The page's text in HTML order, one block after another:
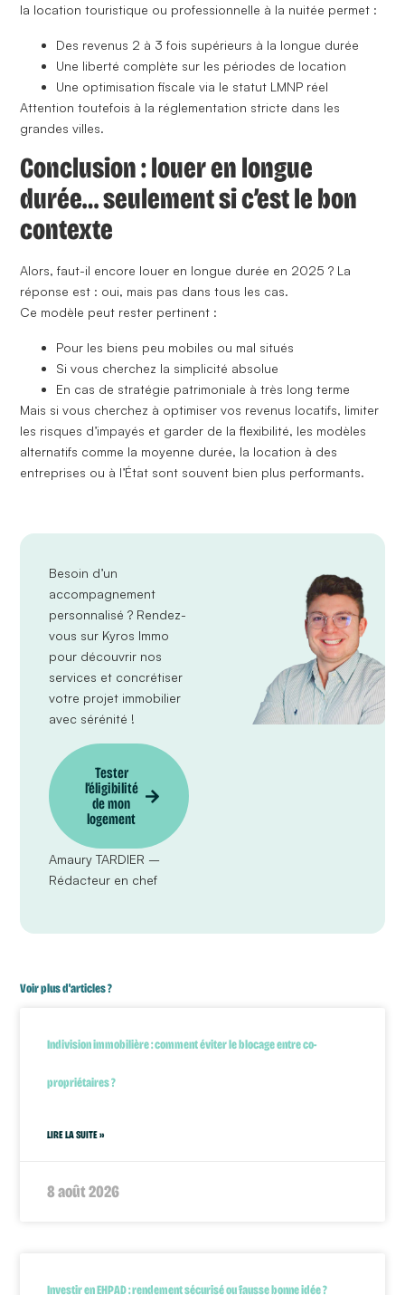
la location touristique ou professionnelle à la nuitée permet :
Des revenus 2 à 3 fois supérieurs à la longue durée
Une liberté complète sur les périodes de location
Une optimisation fiscale via le statut LMNP réel
Attention toutefois à la réglementation stricte dans les
grandes villes.
Conclusion : louer en longue
durée… seulement si c’est le bon
contexte
Alors, faut-il encore louer en longue durée en 2025 ? La
réponse est : oui, mais pas dans tous les cas.
Ce modèle peut rester pertinent :
Pour les biens peu mobiles ou mal situés
Si vous cherchez la simplicité absolue
En cas de stratégie patrimoniale à très long terme
Mais si vous cherchez à optimiser vos revenus locatifs, limiter
les risques d’impayés et garder de la flexibilité, les modèles
alternatifs comme la moyenne durée, la location à des
entreprises ou à l’État sont souvent bien plus performants.
Besoin d’un
accompagnement
personnalisé ? Rendez-
vous sur Kyros Immo
pour découvrir nos
services et concrétiser
votre projet immobilier
avec sérénité !
Tester
l’éligibilité
de mon
logement
Amaury TARDIER –
Rédacteur en chef
Voir plus d'articles ?
Indivision immobilière : comment éviter le blocage entre co-
propriétaires ?
LIRE LA SUITE »
8 août 2026
Investir en EHPAD : rendement sécurisé ou fausse bonne idée ?